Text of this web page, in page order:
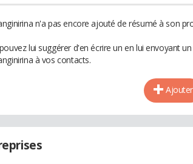
n'a pas encore ajouté de résumé à son
lui suggérer d'en écrire un en lui envoyant
à vos contacts.
Ajouter